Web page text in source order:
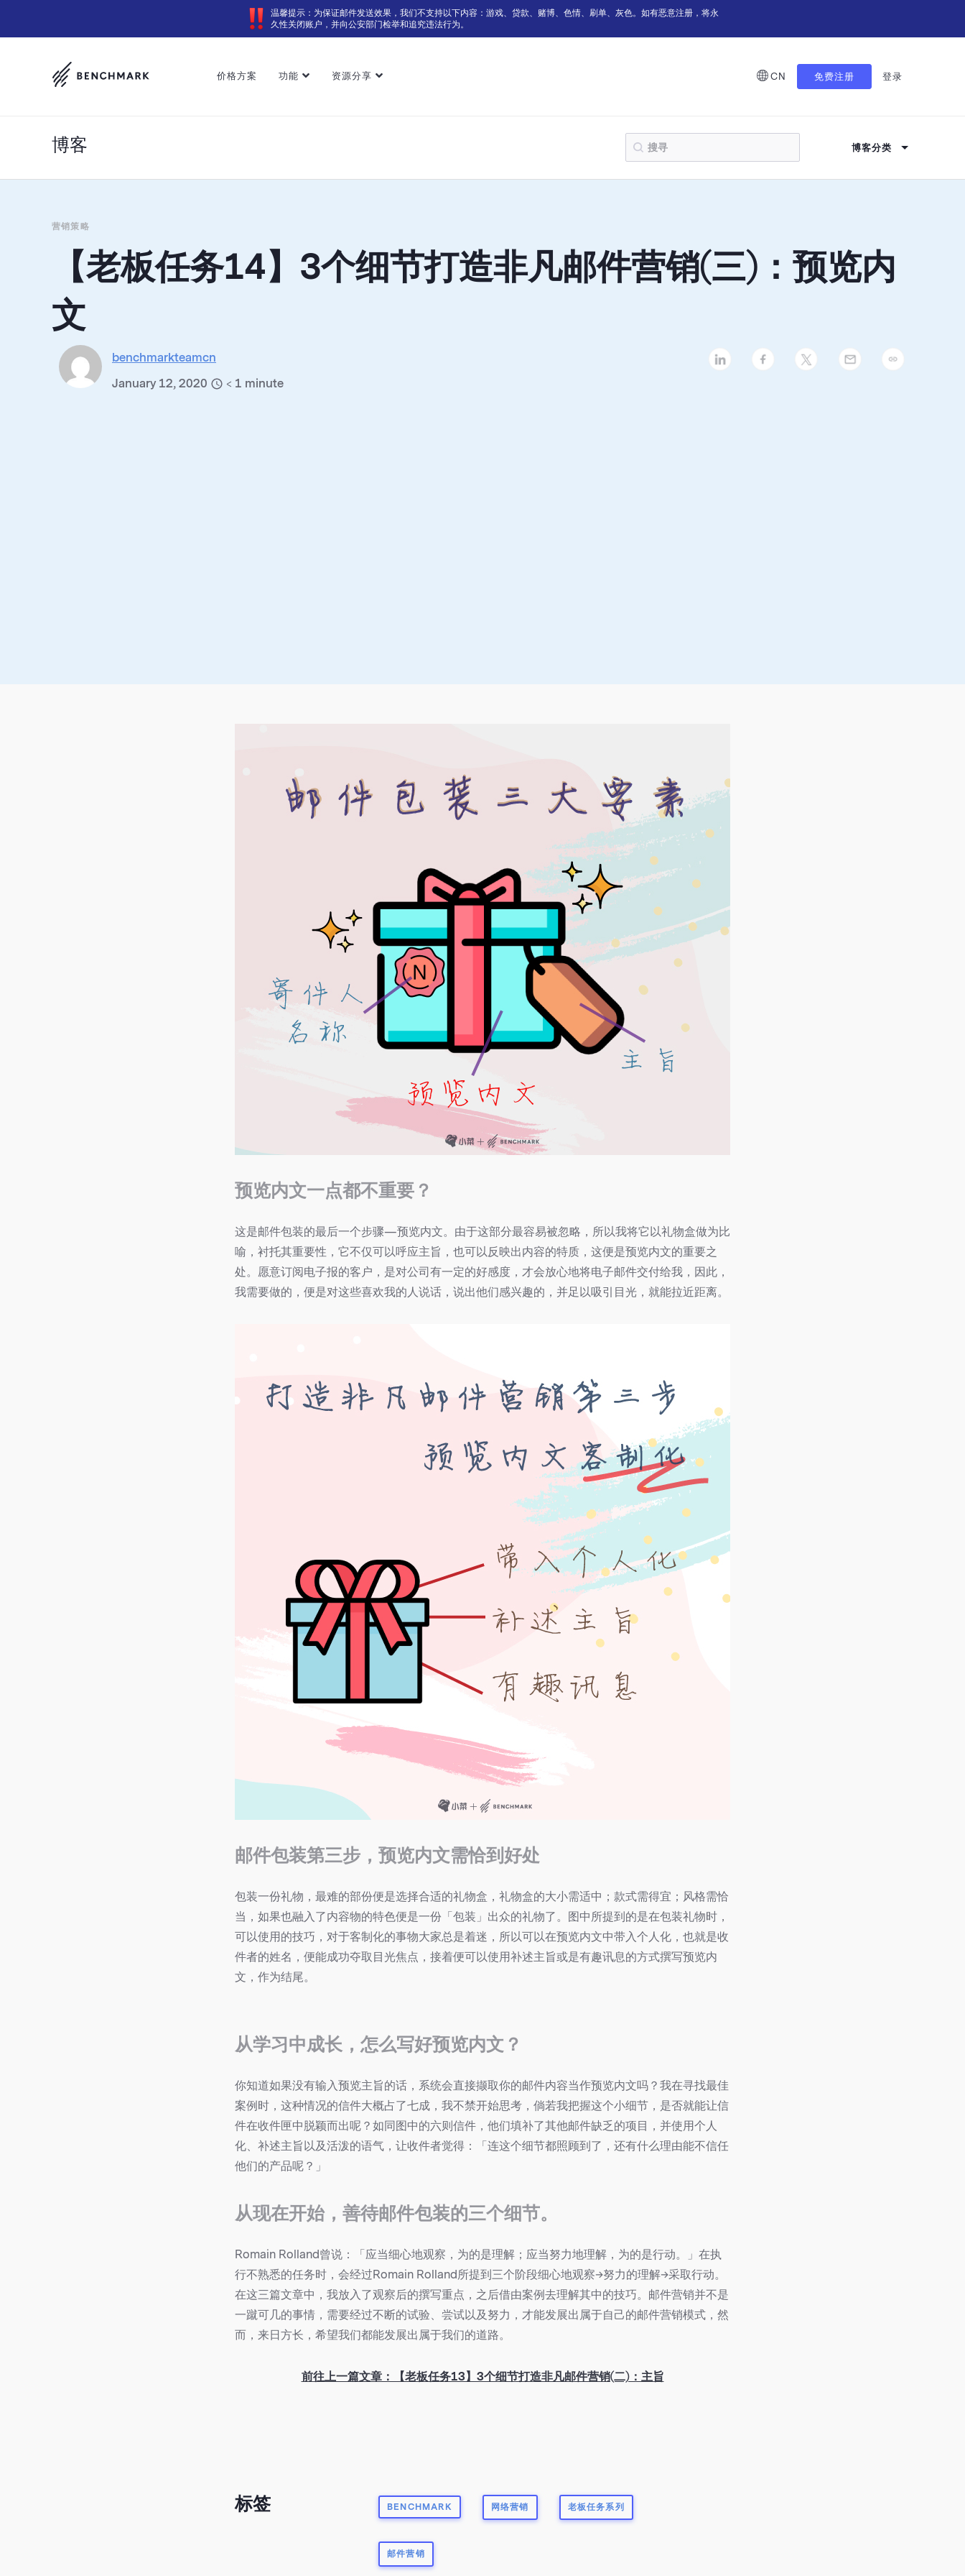
温馨提示：为保证邮件发送效果，我们不支持以下内容：游戏、贷款、赌博、色情、刷单、灰色。如有恶意注册，将永
久性关闭账户，并向公安部门检举和追究违法行为。
价格方案 功能 资源分享 CN 免费注册 登录
博客 博客分类
营销策略
【老板任务14】3个细节打造非凡邮件营销(三)：预览内
文
benchmarkteamcn
January 12, 2020
< 1 minute
预览内文一点都不重要？
这是邮件包装的最后一个步骤—预览内文。由于这部分最容易被忽略，所以我将它以礼物盒做为比
喻，衬托其重要性，它不仅可以呼应主旨，也可以反映出内容的特质，这便是预览内文的重要之
处。愿意订阅电子报的客户，是对公司有一定的好感度，才会放心地将电子邮件交付给我，因此，
我需要做的，便是对这些喜欢我的人说话，说出他们感兴趣的，并足以吸引目光，就能拉近距离。
邮件包装第三步，预览内文需恰到好处
包装一份礼物，最难的部份便是选择合适的礼物盒，礼物盒的大小需适中；款式需得宜；风格需恰
当，如果也融入了内容物的特色便是一份「包装」出众的礼物了。图中所提到的是在包装礼物时，
可以使用的技巧，对于客制化的事物大家总是着迷，所以可以在预览内文中带入个人化，也就是收
件者的姓名，便能成功夺取目光焦点，接着便可以使用补述主旨或是有趣讯息的方式撰写预览内
文，作为结尾。
从学习中成长，怎么写好预览内文？
你知道如果没有输入预览主旨的话，系统会直接撷取你的邮件内容当作预览内文吗？我在寻找最佳
案例时，这种情况的信件大概占了七成，我不禁开始思考，倘若我把握这个小细节，是否就能让信
件在收件匣中脱颖而出呢？如同图中的六则信件，他们填补了其他邮件缺乏的项目，并使用个人
化、补述主旨以及活泼的语气，让收件者觉得：「连这个细节都照顾到了，还有什么理由能不信任
他们的产品呢？」
从现在开始，善待邮件包装的三个细节。
Romain Rolland曾说：「应当细心地观察，为的是理解；应当努力地理解，为的是行动。」在执
行不熟悉的任务时，会经过Romain Rolland所提到三个阶段细心地观察→努力的理解→采取行动。
在这三篇文章中，我放入了观察后的撰写重点，之后借由案例去理解其中的技巧。邮件营销并不是
一蹴可几的事情，需要经过不断的试验、尝试以及努力，才能发展出属于自己的邮件营销模式，然
而，来日方长，希望我们都能发展出属于我们的道路。
前往上一篇文章：【老板任务13】3个细节打造非凡邮件营销(二)：主旨
标签 BENCHMARK 网络营销 老板任务系列
邮件营销